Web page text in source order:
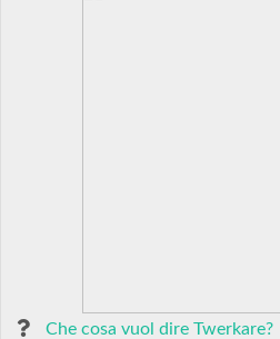
Che cosa vuol dire Twerkare?